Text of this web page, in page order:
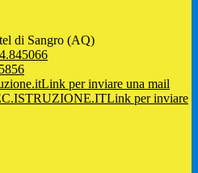
di Sangro (AQ)
Link per inviare una mail
Link per inviare